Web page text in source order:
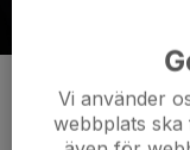
Kommentarer
Vi använder
webbplats